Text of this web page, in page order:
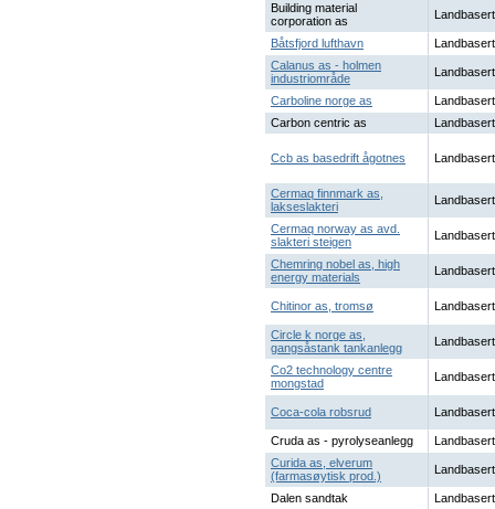
Building material
corporation as
Landbasert
Båtsfjord lufthavn
Landbasert
Calanus as - holmen
industriområde
Landbasert
Carboline norge as
Landbasert
Carbon centric as
Landbasert
Ccb as basedrift ågotnes Landbasert
Cermaq finnmark as,
lakseslakteri
Landbasert
Cermaq norway as avd.
slakteri steigen
Landbasert
Chemring nobel as, high
energy materials
Landbasert
Chitinor as, tromsø Landbasert
Circle k norge as,
gangsåstank tankanlegg
Landbasert
Co2 technology centre
mongstad
Landbasert
Coca-cola robsrud Landbasert
Cruda as - pyrolyseanlegg
Landbasert
Curida as, elverum
(farmasøytisk prod.)
Landbasert
Dalen sandtak Landbasert